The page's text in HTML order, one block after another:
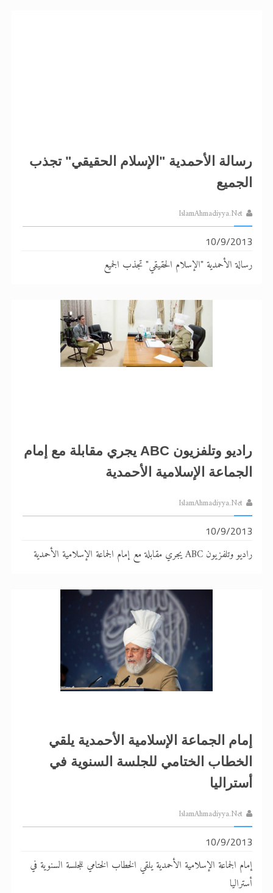
رسالة الأحمدية "الإسلام الحقيقي" تجذب
الجميع
IslamAhmadiyya.Net
10/9/2013
رسالة الأحمدية "الإسلام الحقيقي" تجذب الجميع
راديو وتلفزيون ABC يجري مقابلة مع إمام
الجماعة الإسلامية الأحمدية
IslamAhmadiyya.Net
10/9/2013
راديو وتلفزيون ABC يجري مقابلة مع إمام الجماعة الإسلامية الأحمدية
إمام الجماعة الإسلامية الأحمدية يلقي
الخطاب الختامي للجلسة السنوية في
أستراليا
IslamAhmadiyya.Net
10/9/2013
إمام الجماعة الإسلامية الأحمدية يلقي الخطاب الختامي للجلسة السنوية في
أستراليا